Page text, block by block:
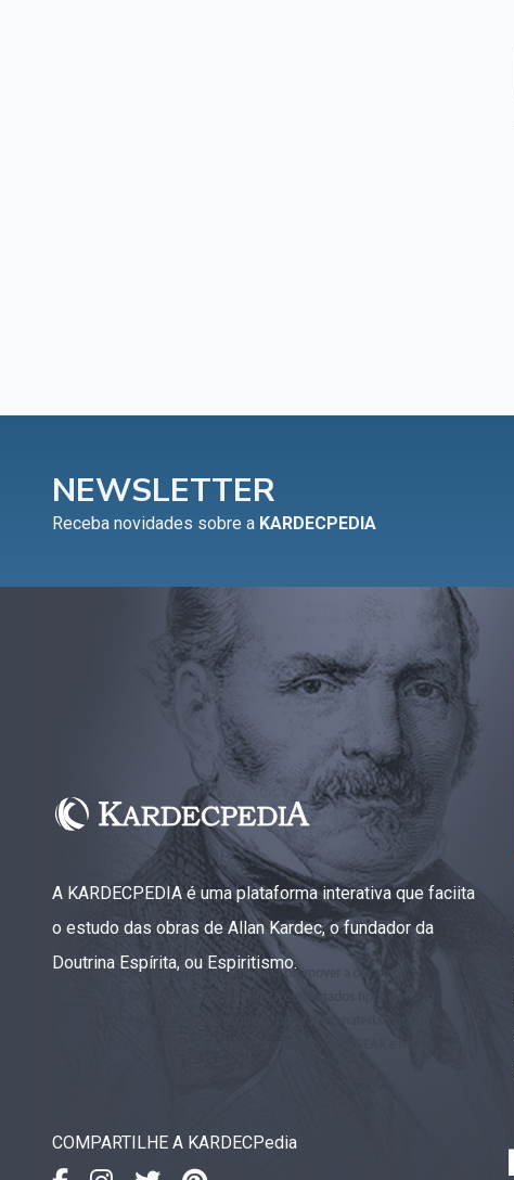
NEWSLETTER
Receba novidades sobre a KARDECPEDIA
A KARDECPEDIA é uma plataforma interativa que faciita
o estudo das obras de Allan Kardec, o fundador da
Doutrina Espírita, ou Espiritismo.
COMPARTILHE A KARDECPedia